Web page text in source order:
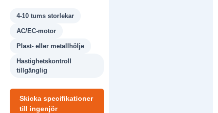
4-10 tums storlekar
AC/EC-motor
Plast- eller metallhölje
Hastighetskontroll
tillgänglig
Skicka specifikationer
till ingenjör